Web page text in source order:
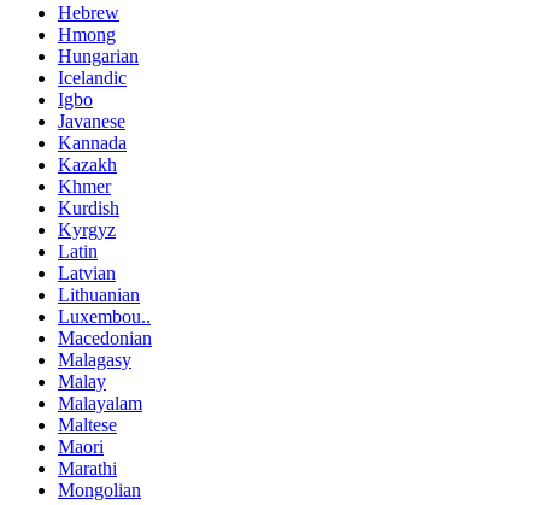
Hebrew
Hmong
Hungarian
Icelandic
Igbo
Javanese
Kannada
Kazakh
Khmer
Kurdish
Kyrgyz
Latin
Latvian
Lithuanian
Luxembou..
Macedonian
Malagasy
Malay
Malayalam
Maltese
Maori
Marathi
Mongolian